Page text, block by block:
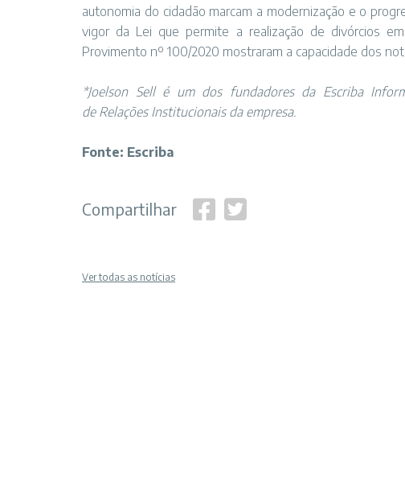
autonomia do cidadão marcam a modernização e o
vigor da Lei que permite a realização de divórcios
Provimento nº 100/2020 mostraram a capacidade dos
*Joelson Sell é um dos fundadores da Escriba
de Relações Institucionais da empresa.
Fonte: Escriba
Compartilhar
Ver todas as notícias